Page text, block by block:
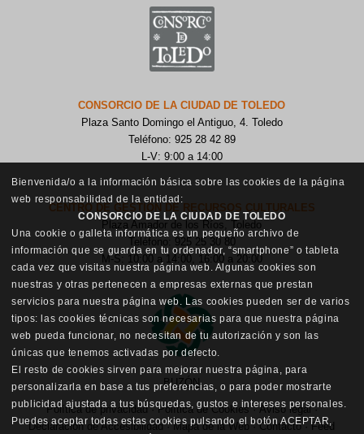
CONSORCIO DE LA CIUDAD DE TOLEDO
Plaza Santo Domingo el Antiguo, 4. Toledo
Teléfono: 925 28 42 89
L-V: 9:00 a 14:00
CENTRO DE GESTIÓN DE RECURSOS CULTURALES
Plaza Amador de los Ríos, Toledo
Teléfono: 925 25 30 80
M-S: 10:00 a 14:00, 16:00 a 20:00
BUZÓN
Política de privacidad·Política de Cookies ·Aviso legal·
Declaración de Accesibilidad·Mapa de la Web·Contacto·Feed
Bienvenida/o a la información básica sobre las cookies de la página
web responsabilidad de la entidad:
CONSORCIO DE LA CIUDAD DE TOLEDO
Una cookie o galleta informática es un pequeño archivo de
información que se guarda en tu ordenador, “smartphone” o tableta
cada vez que visitas nuestra página web. Algunas cookies son
nuestras y otras pertenecen a empresas externas que prestan
servicios para nuestra página web. Las cookies pueden ser de varios
tipos: las cookies técnicas son necesarias para que nuestra página
web pueda funcionar, no necesitan de tu autorización y son las
únicas que tenemos activadas por defecto.
El resto de cookies sirven para mejorar nuestra página, para
personalizarla en base a tus preferencias, o para poder mostrarte
publicidad ajustada a tus búsquedas, gustos e intereses personales.
Puedes aceptar todas estas cookies pulsando el botón ACEPTAR,